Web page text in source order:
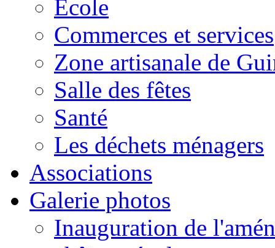
Ecole
Commerces et services
Zone artisanale de
Salle des fêtes
Santé
Les déchets ménagers
Associations
Galerie photos
Inauguration de